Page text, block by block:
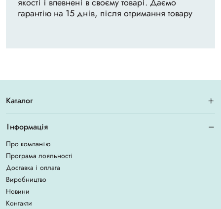
якості і впевнені в своєму товарі. Даємо
гарантію на 15 днів, після отримання товару
Каталог
Інформація
Про компанію
Програма лояльності
Доставка і оплата
Виробництво
Новини
Контакти